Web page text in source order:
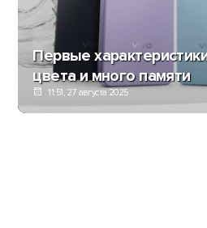
Первые
цвета и много памяти
11:51, 27 августа 2025